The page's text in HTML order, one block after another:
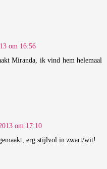
om 16:56
Miranda, ik vind hem helemaal
om 17:10
erg stijlvol in zwart/wit!